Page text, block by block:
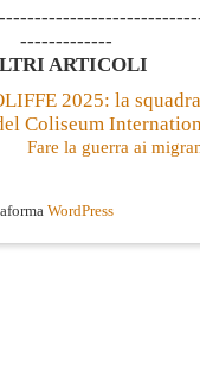
-------------
ARTICOLI
2025: la
Coliseum
Fare la guerra ai
WordPress